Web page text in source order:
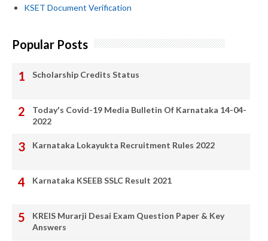
KSET Document Verification
Popular Posts
Scholarship Credits Status
Today's Covid-19 Media Bulletin Of Karnataka 14-04-
2022
Karnataka Lokayukta Recruitment Rules 2022
Karnataka KSEEB SSLC Result 2021
KREIS Murarji Desai Exam Question Paper & Key
Answers